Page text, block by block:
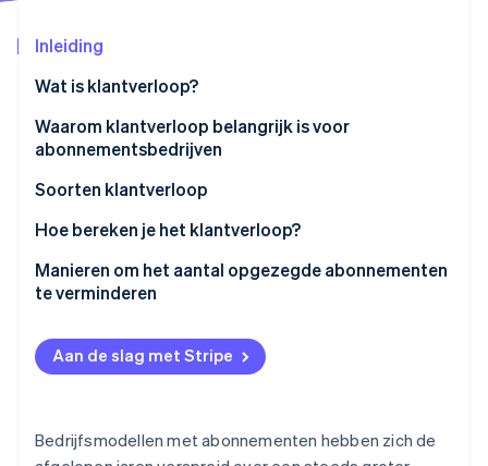
Climate
Online identiteitsverificatie
Ontdek hoe Stripe de economische
Nu bekijken
Partners
Stripe App Marketplace
Inleiding
Wat is klantverloop?
Waarom klantverloop belangrijk is voor
abonnementsbedrijven
Soorten klantverloop
Hoe bereken je het klantverloop?
Manieren om het aantal opgezegde abonnementen
te verminderen
Aan de slag met Stripe
Bedrijfsmodellen met abonnementen hebben zich de